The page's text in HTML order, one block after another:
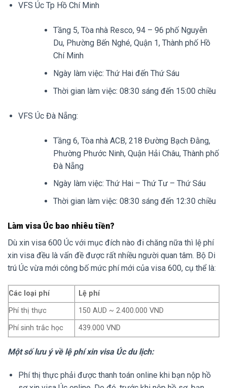
VFS Úc Tp Hồ Chí Minh
Tầng 5, Tòa nhà Resco, 94 – 96 phố Nguyễn
Du, Phường Bến Nghé, Quận 1, Thành phố Hồ
Chí Minh
Ngày làm việc: Thứ Hai đến Thứ Sáu
Thời gian làm việc: 08:30 sáng đến 15:00 chiều
VFS Úc Đà Nẵng:
Tầng 6, Tòa nhà ACB, 218 Đường Bạch Đằng,
Phường Phước Ninh, Quận Hải Châu, Thành phố
Đà Nẵng
Ngày làm việc: Thứ Hai – Thứ Tư – Thứ Sáu
Thời gian làm việc: 08:30 sáng đến 12:30 chiều
Làm visa Úc bao nhiêu tiền?
Dù xin visa 600 Úc với mục đích nào đi chăng nữa thì lệ phí
xin visa đều là vấn đề được rất nhiều người quan tâm. Bộ Di
trú Úc vừa mới công bố mức phí mới của visa 600, cụ thể là:
Các loại phí
Lệ phí
Phí thị thực
150 AUD ~ 2.400.000 VND
Phí sinh trắc học
439.000 VND
Một số lưu ý về lệ phí xin visa Úc du lịch:
Phí thị thực phải được thanh toán online khi bạn nộp hồ